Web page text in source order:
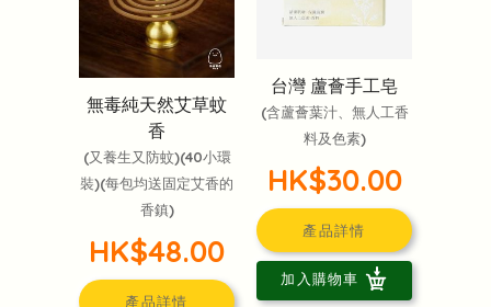
無毒純天然艾草蚊
香
(又養生又防蚊)(40小環
裝)(每包均送固定艾香的
香鎮)
HK$48.00
產品詳情
台灣 蘆薈手工皂
(含蘆薈葉汁、無人工香
料及色素)
HK$30.00
產品詳情
加入購物車